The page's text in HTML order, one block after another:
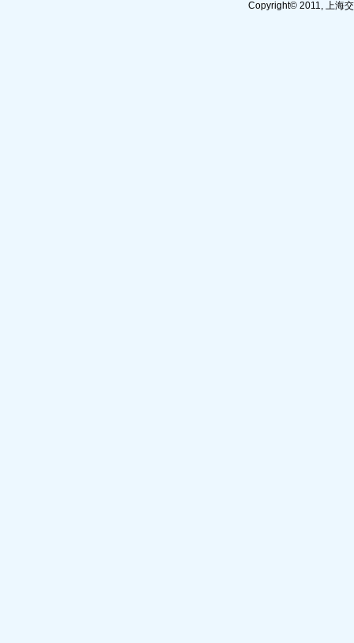
Copyright© 2011, 上海